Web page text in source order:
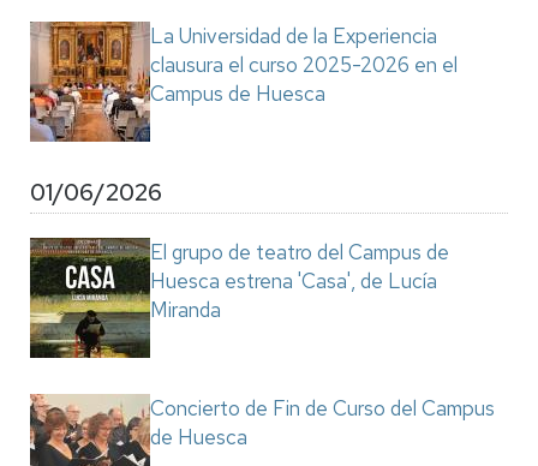
La Universidad de la Experiencia
clausura el curso 2025-2026 en el
Campus de Huesca
01/06/2026
El grupo de teatro del Campus de
Huesca estrena 'Casa', de Lucía
Miranda
Concierto de Fin de Curso del Campus
de Huesca